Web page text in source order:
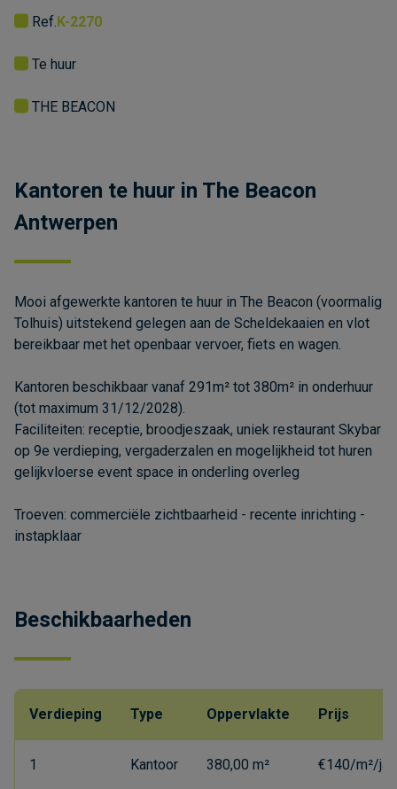
Ref. K-2270
Te huur
THE BEACON
Kantoren te huur in The Beacon
Antwerpen
Mooi afgewerkte kantoren te huur in The Beacon (voormalig
Tolhuis) uitstekend gelegen aan de Scheldekaaien en vlot
bereikbaar met het openbaar vervoer, fiets en wagen.
Kantoren beschikbaar vanaf 291m² tot 380m² in onderhuur
(tot maximum 31/12/2028).
Faciliteiten: receptie, broodjeszaak, uniek restaurant Skybar
op 9e verdieping, vergaderzalen en mogelijkheid tot huren
gelijkvloerse event space in onderling overleg
Troeven: commerciële zichtbaarheid - recente inrichting -
instapklaar
Beschikbaarheden
Verdieping Type Oppervlakte Prijs
1 Kantoor 380,00 m² €140/m²/